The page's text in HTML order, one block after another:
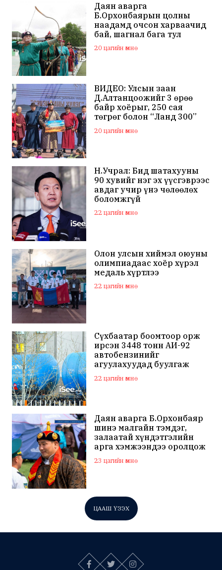
Даян аварга
Б.Орхонбаярын цолны
наадамд очсон харваачид
бай, шагнал бага тул
наадамд оролцохгүй
гэдгээ мэдэгдлээ
20 цагийн өмнө
ВИДЕО: Улсын заан
Д.Алтанцоожийг 3 өрөө
байр хоёрыг, 250 сая
төгрөг болон “Ланд 300”
маркийн автомашинаар
мялаажээ
20 цагийн өмнө
Н.Учрал: Бид шатахууны
90 хувийг нэг эх үүсгэврээс
авдаг учир үнэ чөлөөлөх
боломжгүй
22 цагийн өмнө
Олон улсын хиймэл оюуны
олимпиадаас хоёр хүрэл
медаль хүртлээ
22 цагийн өмнө
Сүхбаатар боомтоор орж
ирсэн 3448 тонн АИ-92
автобензинийг
агуулахуудад буулгаж
байна
22 цагийн өмнө
Даян аварга Б.Орхонбаяр
шинэ малгайн тэмдэг,
залаатай хүндэтгэлийн
арга хэмжээндээ оролцож
байна
23 цагийн өмнө
ЦААШ ҮЗЭХ